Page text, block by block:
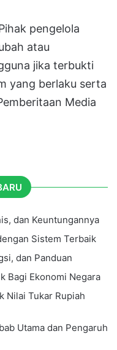
pengelola
atau
jika terbukti
yang berlaku serta
Media
dan Keuntungannya
Sistem Terbaik
dan Panduan
Bagi Ekonomi Negara
Nilai Tukar Rupiah
Utama dan Pengaruh